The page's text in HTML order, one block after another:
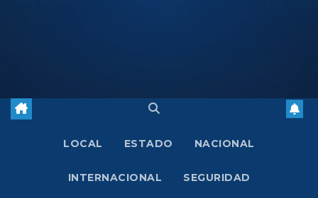
LOCAL ESTADO NACIONAL
INTERNACIONAL SEGURIDAD